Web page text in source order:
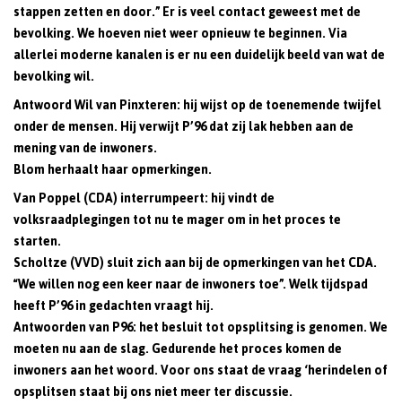
stappen zetten en door.” Er is veel contact geweest met de
bevolking. We hoeven niet weer opnieuw te beginnen. Via
allerlei moderne kanalen is er nu een duidelijk beeld van wat de
bevolking wil.
Antwoord Wil van Pinxteren: hij wijst op de toenemende twijfel
onder de mensen. Hij verwijt P’96 dat zij lak hebben aan de
mening van de inwoners.
Blom herhaalt haar opmerkingen.
Van Poppel (CDA) interrumpeert: hij vindt de
volksraadplegingen tot nu te mager om in het proces te
starten.
Scholtze (VVD) sluit zich aan bij de opmerkingen van het CDA.
“We willen nog een keer naar de inwoners toe”. Welk tijdspad
heeft P’96 in gedachten vraagt hij.
Antwoorden van P96: het besluit tot opsplitsing is genomen. We
moeten nu aan de slag. Gedurende het proces komen de
inwoners aan het woord. Voor ons staat de vraag ‘herindelen of
opsplitsen staat bij ons niet meer ter discussie.